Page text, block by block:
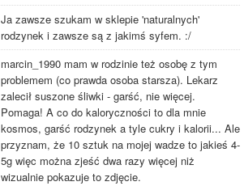
Ja zawsze szukam w sklepie 'naturalnych'
rodzynek i zawsze są z jakimś syfem. :/
marcin_1990 mam w rodzinie też osobę z tym
problemem (co prawda osoba starsza). Lekarz
zalecił suszone śliwki - garść, nie więcej.
Pomaga! A co do kaloryczności to dla mnie
kosmos, garść rodzynek a tyle cukry i kalorii... Ale
przyznam, że 10 sztuk na mojej wadze to jakieś 4-
5g więc można zjeść dwa razy więcej niż
wizualnie pokazuje to zdjęcie.